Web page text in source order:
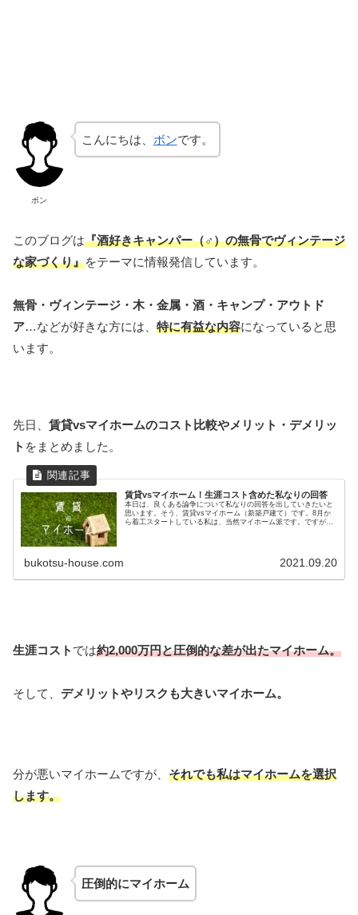
ボン
こんにちは、 ボンです。
このブログは『酒好きキャンパー（♂）の無骨でヴィンテージ
な家づくり』をテーマに情報発信しています。
無骨・ヴィンテージ・木・金属・酒・キャンプ・アウトド
ア…などが好きな方には、 特に有益な内容になっていると思
います。
先日、 賃貸vsマイホームのコスト比較やメリット・デメリッ
ト をまとめました。
賃貸vsマイホーム！生涯コスト含めた私なりの回答
本日は、良くある論争について私なりの回答を出していきたいと
思います。そう、賃貸vsマイホーム（新築戸建て）です。8月か
ら着工スタートしている私は、当然マイホーム派です。ですが、
bukotsu-house.com 2021.09.20
生涯コスト では約2,000万円と圧倒的な差が出たマイホーム。
そして、 デメリットやリスクも大きいマイホーム。
分が悪いマイホームですが、 それでも私はマイホームを選択
します。
圧倒的にマイホーム